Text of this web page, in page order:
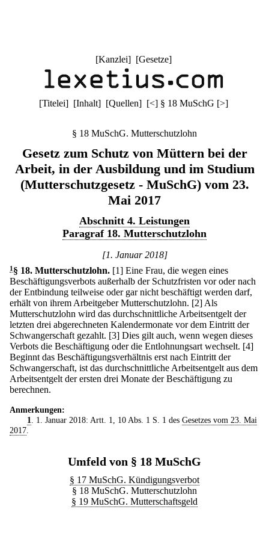
[Kanzlei] [Gesetze]
[Titelei] [Inhalt] [Quellen] [<] § 18 MuSchG [>]
§ 18 MuSchG. Mutterschutzlohn
Gesetz zum Schutz von Müttern bei der
Arbeit, in der Ausbildung und im Studium
(Mutterschutzgesetz - MuSchG) vom 23.
Mai 2017
Abschnitt 4. Leistungen
Paragraf 18. Mutterschutzlohn
[1. Januar 2018]
1 § 18. Mutterschutzlohn. [1] Eine Frau, die wegen eines
Beschäftigungsverbots außerhalb der Schutzfristen vor oder nach
der Entbindung teilweise oder gar nicht beschäftigt werden darf,
erhält von ihrem Arbeitgeber Mutterschutzlohn. [2] Als
Mutterschutzlohn wird das durchschnittliche Arbeitsentgelt der
letzten drei abgerechneten Kalendermonate vor dem Eintritt der
Schwangerschaft gezahlt. [3] Dies gilt auch, wenn wegen dieses
Verbots die Beschäftigung oder die Entlohnungsart wechselt. [4]
Beginnt das Beschäftigungsverhältnis erst nach Eintritt der
Schwangerschaft, ist das durchschnittliche Arbeitsentgelt aus dem
Arbeitsentgelt der ersten drei Monate der Beschäftigung zu
berechnen.
Anmerkungen:
1
. 1. Januar 2018: Artt. 1, 10 Abs. 1 S. 1 des Gesetzes vom 23. Mai
2017
Umfeld von § 18 MuSchG
§ 17 MuSchG. Kündigungsverbot
§ 18 MuSchG. Mutterschutzlohn
§ 19 MuSchG. Mutterschaftsgeld